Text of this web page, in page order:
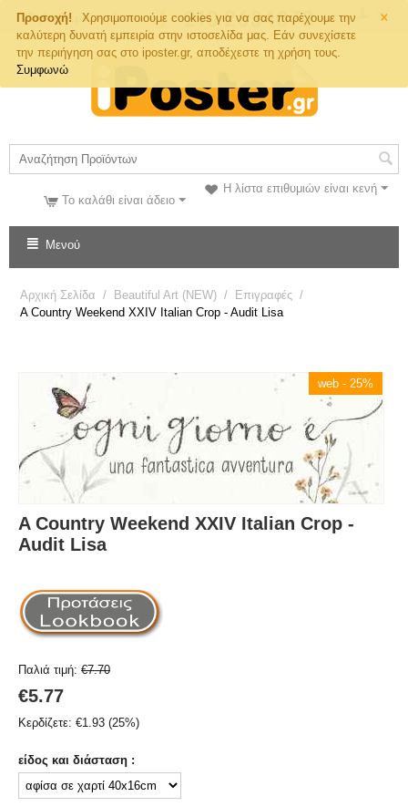
×
Προσοχή!
Χρησιμοποιούμε cookies για να σας παρέχουμε την
καλύτερη δυνατή εμπειρία στην ιστοσελίδα μας. Εάν συνεχίσετε
την περιήγηση σας στο iposter.gr, αποδέχεστε τη χρήση τους.
Συμφωνώ
Τηλ. Παραγγελιών
Η λίστα επιθυμιών είναι κενή
Το καλάθι είναι άδειο
Μενού
Αρχική Σελίδα / Beautiful Art (NEW) / Επιγραφές /
A Country Weekend XXIV Italian Crop - Audit Lisa
web - 25%
A Country Weekend XXIV Italian Crop -
Audit Lisa
Παλιά τιμή: €7.70
€5.77
Κερδίζετε: €1.93 (25%)
είδος και διάσταση :